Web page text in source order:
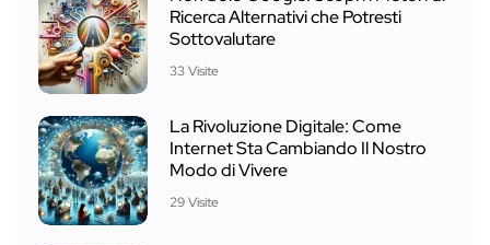
Ricerca Alternativi che Potresti
Sottovalutare
33 Visite
La Rivoluzione Digitale: Come
Internet Sta Cambiando Il Nostro
Modo di Vivere
29 Visite